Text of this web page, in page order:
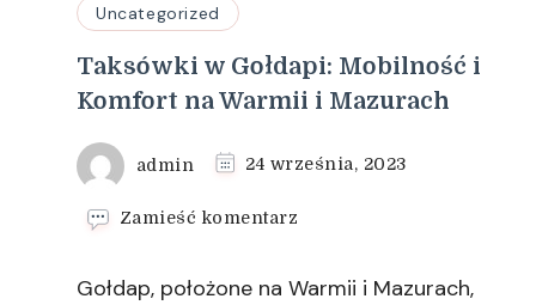
Uncategorized
Taksówki w Gołdapi: Mobilność i
Komfort na Warmii i Mazurach
admin 24 września, 2023
Zamieść komentarz
w
Gołdap, położone na Warmii i Mazurach,